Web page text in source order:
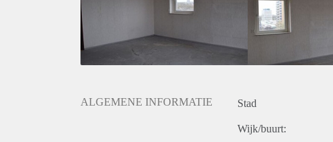
ALGEMENE INFORMATIE Stad
Wijk/buurt: